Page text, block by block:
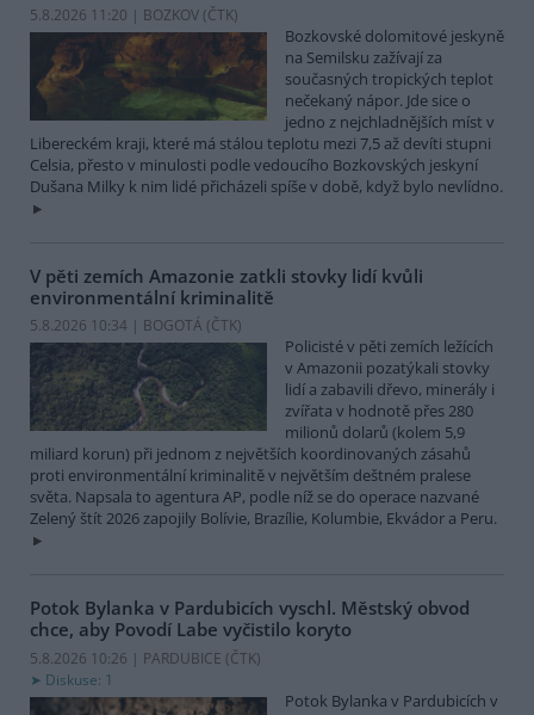
5.8.2026 11:20 | BOZKOV (ČTK)
Bozkovské dolomitové jeskyně
na Semilsku zažívají za
současných tropických teplot
nečekaný nápor. Jde sice o
jedno z nejchladnějších míst v
Libereckém kraji, které má stálou teplotu mezi 7,5 až devíti stupni
Celsia, přesto v minulosti podle vedoucího Bozkovských jeskyní
Dušana Milky k nim lidé přicházeli spíše v době, když bylo nevlídno.
V pěti zemích Amazonie zatkli stovky lidí kvůli
environmentální kriminalitě
5.8.2026 10:34 | BOGOTÁ (ČTK)
Policisté v pěti zemích ležících
v Amazonii pozatýkali stovky
lidí a zabavili dřevo, minerály i
zvířata v hodnotě přes 280
milionů dolarů (kolem 5,9
miliard korun) při jednom z největších koordinovaných zásahů
proti environmentální kriminalitě v největším deštném pralese
světa. Napsala to agentura AP, podle níž se do operace nazvané
Zelený štít 2026 zapojily Bolívie, Brazílie, Kolumbie, Ekvádor a Peru.
Potok Bylanka v Pardubicích vyschl. Městský obvod
chce, aby Povodí Labe vyčistilo koryto
5.8.2026 10:26 | PARDUBICE (ČTK)
Diskuse: 1
Potok Bylanka v Pardubicích v